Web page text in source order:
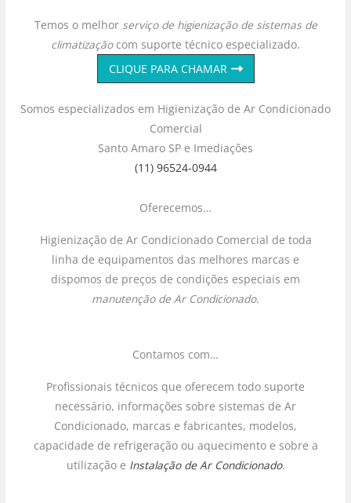
Temos o melhor serviço de higienização de sistemas de
climatizaçãocom suporte técnico especializado.
CLIQUE PARA CHAMAR
Somos especializados em Higienização de Ar Condicionado
Comercial
Santo Amaro SP e Imediações
(11) 96524-0944
Oferecemos…
Higienização de Ar Condicionado Comercial de toda
linha de equipamentos das melhores marcas e
dispomos de preços de condições especiais em
manutenção de Ar Condicionado.
Contamos com…
Profissionais técnicos que oferecem todo suporte
necessário, informações sobre sistemas de Ar
Condicionado, marcas e fabricantes, modelos,
capacidade de refrigeração ou aquecimento e sobre a
utilização e Instalação de Ar Condicionado.